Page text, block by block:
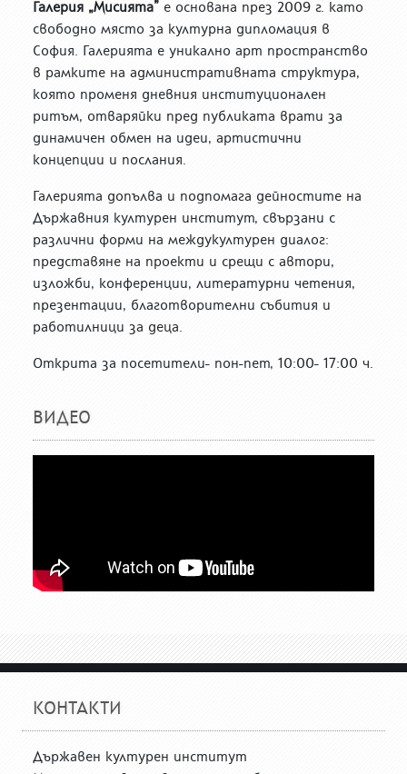
Галерия „Мисията” е основана през 2009 г. като
свободно място за културна дипломация в
София. Галерията е уникално арт пространство
в рамките на административната структура,
която променя дневния институционален
ритъм, отваряйки пред публиката врати за
динамичен обмен на идеи, артистични
концепции и послания.
Галерията допълва и подпомага дейностите на
Държавния културен институт, свързани с
различни форми на междукултурен диалог:
представяне на проекти и срещи с автори,
изложби, конференции, литературни четения,
презентации, благотворителни събития и
работилници за деца.
Открита за посетители- пон-пет, 10:00- 17:00 ч.
ВИДЕО
КОНТАКТИ
Държавен културен институт